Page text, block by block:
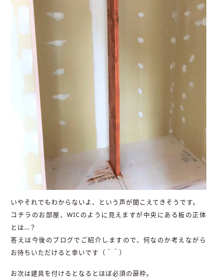
いやそれでもわからないよ、という声が聞こえてきそうです。
コチラのお部屋、WICのように見えますが中央にある板の正体
とは…？
答えは今後のブログでご紹介しますので、何なのか考えながら
お待ちいただけると幸いです（＾＾）
お次は建具を付けるとなるとほぼ必須の扉枠。